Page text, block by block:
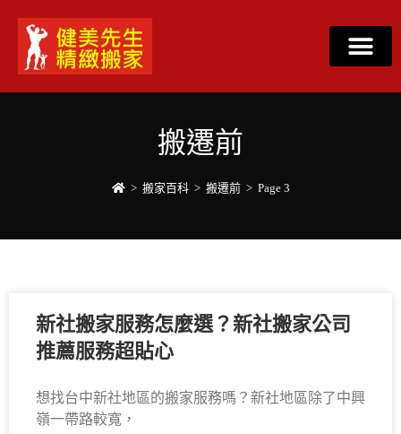
搬遷前
> 搬家百科 > 搬遷前 > Page 3
新社搬家服務怎麼選？新社搬家公司
推薦服務超貼心
想找台中新社地區的搬家服務嗎？新社地區除了中興
嶺一帶路較寬，